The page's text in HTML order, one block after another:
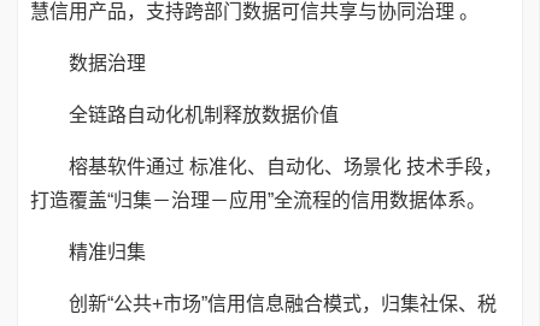
慧信用产品，支持跨部门数据可信共享与协同治理 。
数据治理
全链路自动化机制释放数据价值
榕基软件通过 标准化、自动化、场景化 技术手段，
打造覆盖“归集－治理－应用”全流程的信用数据体系。
精准归集
创新“公共+市场”信用信息融合模式，归集社保、税